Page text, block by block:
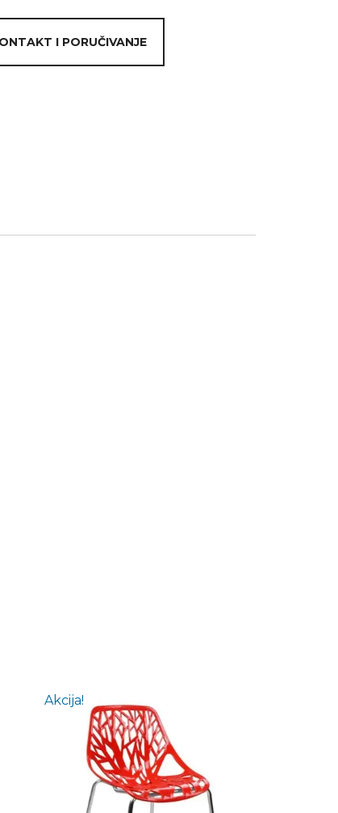
I PORUČIVANJE
Akcija!